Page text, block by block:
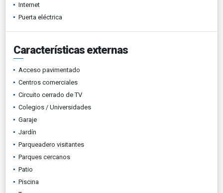
Internet
Puerta eléctrica
Características externas
Acceso pavimentado
Centros comerciales
Circuito cerrado de TV
Colegios / Universidades
Garaje
Jardín
Parqueadero visitantes
Parques cercanos
Patio
Piscina